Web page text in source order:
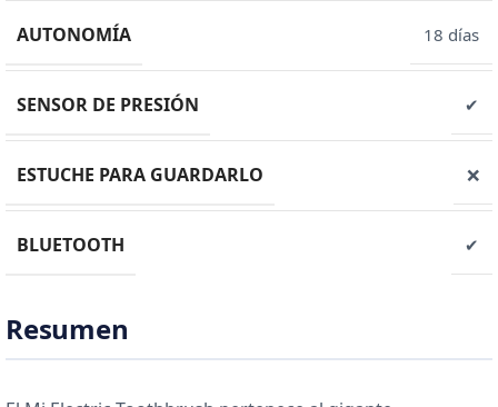
AUTONOMÍA 18 días
SENSOR DE PRESIÓN ✔
ESTUCHE PARA GUARDARLO ❌
BLUETOOTH ✔
Resumen